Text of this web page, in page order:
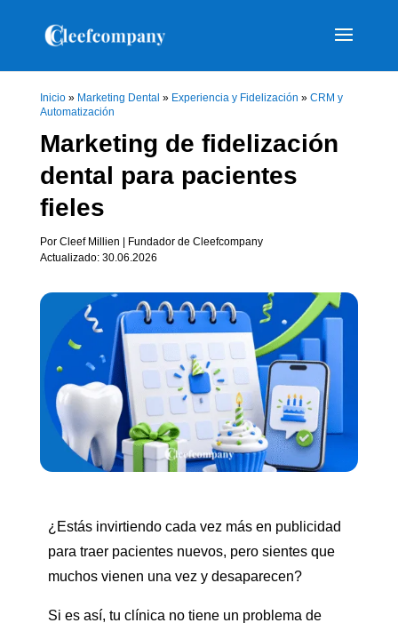
Inicio» Marketing Dental » Experiencia y Fidelización » CRM y
Automatización
Marketing de fidelización
dental para pacientes
fieles
Por Cleef Millien | Fundador de Cleefcompany
Actualizado: 30.06.2026
¿Estás invirtiendo cada vez más en publicidad
para traer pacientes nuevos, pero sientes que
muchos vienen una vez y desaparecen?
Si es así, tu clínica no tiene un problema de